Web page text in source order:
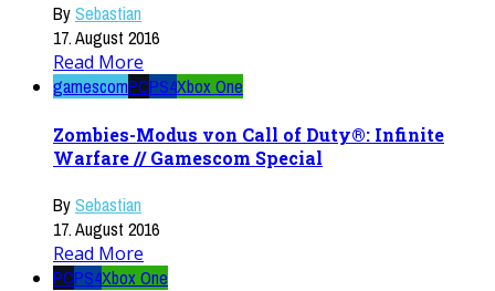
BySebastian
17. August 2016
Read More
gamescomPCPS4Xbox One
Zombies-Modus von Call of Duty®: Infinite
Warfare // Gamescom Special
BySebastian
17. August 2016
Read More
PCPS4Xbox One